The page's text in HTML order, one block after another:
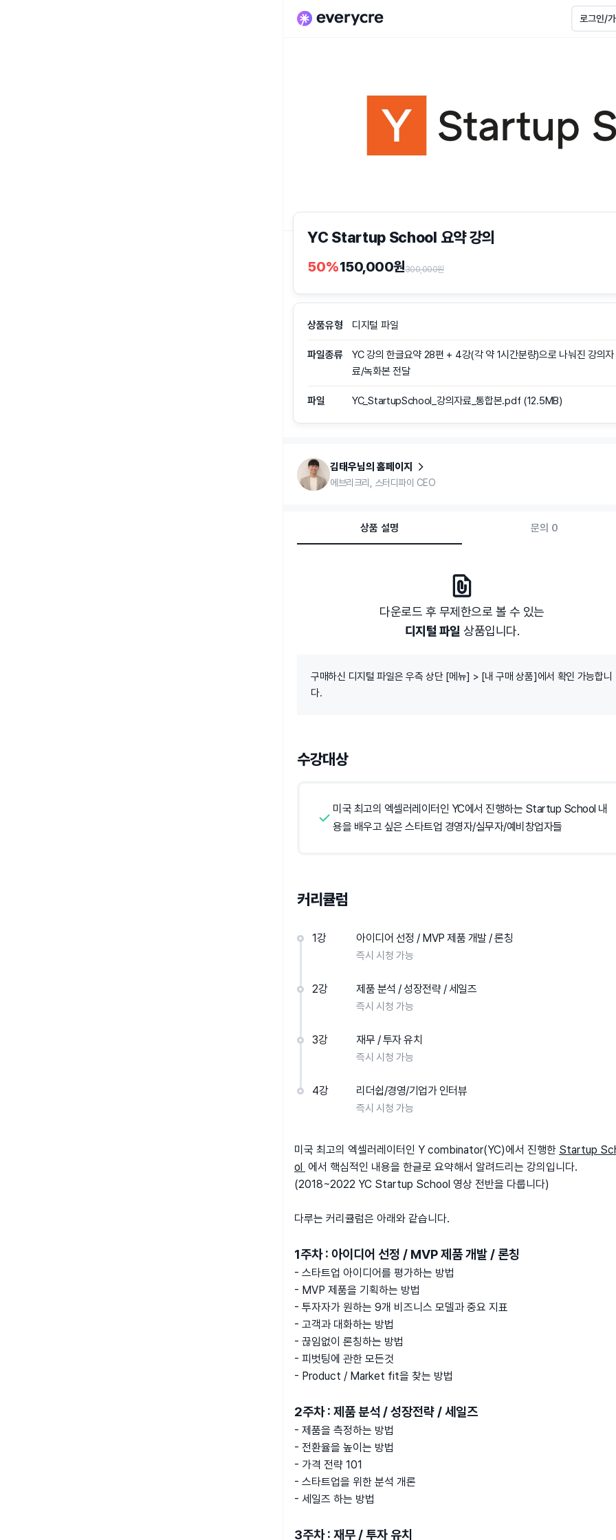
로그인/
YC Startup School 요약 강의
50%150,000원300,000원
상품유형 디지털 파일
파일종류
YC 강의 한글요약 28편 + 4강(각 약 1시간분량)으로 나눠진 강의자
료/녹화본 전달
파일 YC_StartupSchool_강의자료_통합본.pdf (12.5MB)
김태우님의 홈페이지
에브리크리, 스터디파이 CEO
상품 설명 문의 0
다운로드 후 무제한으로 볼 수 있는
디지털 파일 상품입니다.
구매하신 디지털 파일은 우측 상단 [메뉴] > [내 구매 상품]에서 확인 가능합니
다.
수강대상
미국 최고의 엑셀러레이터인 YC에서 진행하는 Startup School 내
용을 배우고 싶은 스타트업 경영자/실무자/예비창업자들
커리큘럼
1강 아이디어 선정 / MVP 제품 개발 / 론칭
즉시 시청 가능
2강 제품 분석 / 성장전략 / 세일즈
즉시 시청 가능
3강 재무 / 투자 유치
즉시 시청 가능
4강 리더쉽/경영/기업가 인터뷰
즉시 시청 가능
미국 최고의 엑셀러레이터인 Y combinator(YC)에서 진행한 Startup
ol 에서 핵심적인 내용을 한글로 요약해서 알려드리는 강의입니다.
(2018~2022 YC Startup School 영상 전반을 다룹니다)
다루는 커리큘럼은 아래와 같습니다.
1주차 : 아이디어 선정 / MVP 제품 개발 / 론칭
- 스타트업 아이디어를 평가하는 방법
- MVP 제품을 기획하는 방법
- 투자자가 원하는 9개 비즈니스 모델과 중요 지표
- 고객과 대화하는 방법
- 끊임없이 론칭하는 방법
- 피벗팅에 관한 모든것
- Product / Market fit을 찾는 방법
2주차 : 제품 분석 / 성장전략 / 세일즈
- 제품을 측정하는 방법
- 전환율을 높이는 방법
- 가격 전략 101
- 스타트업을 위한 분석 개론
- 세일즈 하는 방법
3주차 : 재무 / 투자 유치